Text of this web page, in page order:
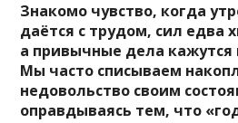
Знакомо чувство, когда
даётся с трудом, сил едва
а привычные дела
Мы часто списываем
недовольство своим
оправдываясь тем, что